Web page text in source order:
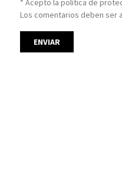
* Acepto la política de
Los comentarios deben ser